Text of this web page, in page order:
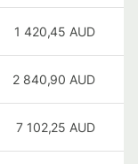
1 420,45 AUD
2 840,90 AUD
7 102,25 AUD